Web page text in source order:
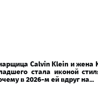
Calvin Klein и жена
стала иконой
в 2026-м ей вдруг на...